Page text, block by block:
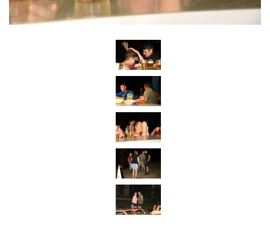
RAJČE FOTOGALERIE